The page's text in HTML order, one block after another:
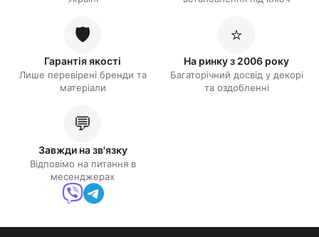
🛡️
Гарантія якості
Лише перевірені бренди та
матеріали
⭐
На ринку з 2006 року
Багаторічний досвід у декорі
та оздобленні
💬
Завжди на зв'язку
Відповімо на питання в
месенджерах